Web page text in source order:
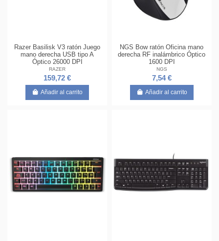
Razer Basilisk V3 ratón Juego
mano derecha USB tipo A
Óptico 26000 DPI
RAZER
159,72 €
Añadir al carrito
NGS Bow ratón Oficina mano
derecha RF inalámbrico Óptico
1600 DPI
NGS
7,54 €
Añadir al carrito